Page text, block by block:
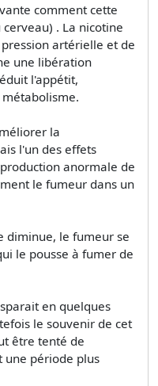
comment cette
. La nicotine
artérielle et de
une libération
l'appétit,
la
l'un des effets
anormale de
le fumeur dans un
diminue, le fumeur se
le pousse à fumer de
en quelques
le souvenir de cet
être tenté de
une période plus